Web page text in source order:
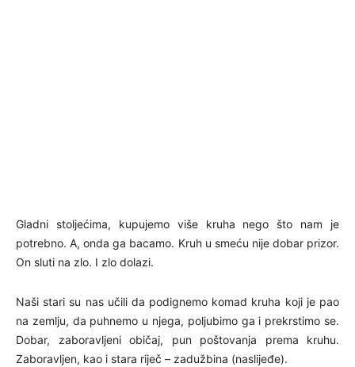
Gladni stoljećima, kupujemo više kruha nego što nam je
potrebno. A, onda ga bacamo. Kruh u smeću nije dobar prizor.
On sluti na zlo. I zlo dolazi.
Naši stari su nas učili da podignemo komad kruha koji je pao
na zemlju, da puhnemo u njega, poljubimo ga i prekrstimo se.
Dobar, zaboravljeni običaj, pun poštovanja prema kruhu.
Zaboravljen, kao i stara riječ – zadužbina (naslijeđe).